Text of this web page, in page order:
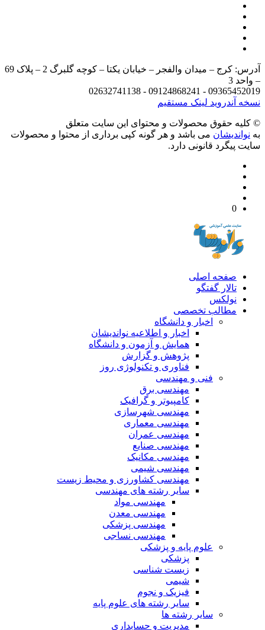
آدرس: کرج – میدان والفجر – خیابان یکتا – کوچه گلبرگ 2 – پلاک 69
3
09365452019 - 09124868241 -
آندرویدلینک مستقیم
حقوق محصولات و محتوای اين سایت متعلق
می باشد و هر گونه کپی برداری از محتوا و محصولات
پیگرد قانونی دارد.
صفحه اصلی
تالار گفتگو
نولکس
مطالب تخصصی
اخبار و دانشگاه
اخبار و اطلاعیه نواندیشان
همایش و آزمون و دانشگاه
پژوهش و گزارش
فناوری و تکنولوژی روز
فنی و مهندسی
مهندسی برق
کامپیوتر و گرافیک
مهندسی شهرسازی
مهندسی معماری
مهندسی عمران
مهندسی صنایع
مهندسی مکانیک
مهندسی شیمی
مهندسی کشاورزی و محیط زیست
سایر رشته های مهندسی
مهندسی مواد
مهندسی معدن
مهندسی پزشکی
مهندسی نساجی
علوم پایه و پزشکی
پزشکی
زیست شناسی
شیمی
فیزیک و نجوم
سایر رشته های علوم پایه
سایر رشته ها
مدیریت و حسابداری